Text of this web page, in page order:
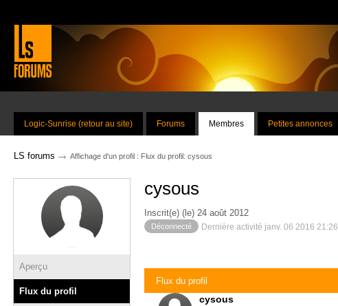
Logic-Sunrise (retour au site) Forums Membres Petites annonces
LS forums → Affichage d'un profil : Flux du profil: cysous
Aperçu
Flux du profil
cysous
Inscrit(e) (le) 24 août 2012
Déconnecté Dernière activité janv. 06 2016 21:26
Flux du profil
cysous